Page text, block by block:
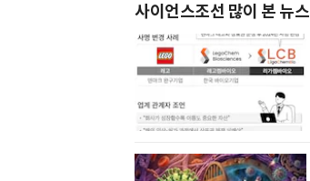
사이언스조선 많이 본 뉴스